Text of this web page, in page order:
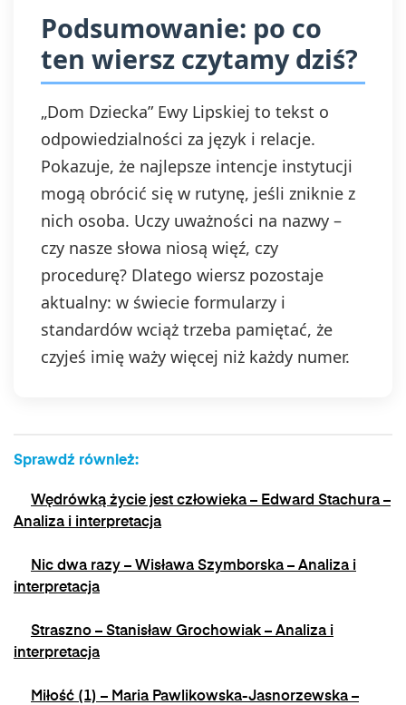
Podsumowanie: po co
ten wiersz czytamy dziś?
„Dom Dziecka” Ewy Lipskiej to tekst o
odpowiedzialności za język i relacje.
Pokazuje, że najlepsze intencje instytucji
mogą obrócić się w rutynę, jeśli zniknie z
nich osoba. Uczy uważności na nazwy –
czy nasze słowa niosą więź, czy
procedurę? Dlatego wiersz pozostaje
aktualny: w świecie formularzy i
standardów wciąż trzeba pamiętać, że
czyjeś imię waży więcej niż każdy numer.
Sprawdź również:
Wędrówką życie jest człowieka – Edward Stachura –
Analiza i interpretacja
Nic dwa razy – Wisława Szymborska – Analiza i
interpretacja
Straszno – Stanisław Grochowiak – Analiza i
interpretacja
Miłość (1) – Maria Pawlikowska-Jasnorzewska –